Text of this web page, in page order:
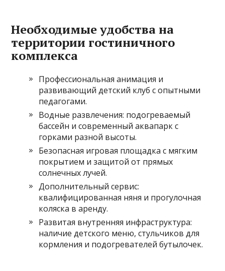
Необходимые удобства на
территории гостиничного
комплекса
Профессиональная анимация и
развивающий детский клуб с опытными
педагогами.
Водные развлечения: подогреваемый
бассейн и современный аквапарк с
горками разной высоты.
Безопасная игровая площадка с мягким
покрытием и защитой от прямых
солнечных лучей.
Дополнительный сервис:
квалифицированная няня и прогулочная
коляска в аренду.
Развитая внутренняя инфраструктура:
наличие детского меню, стульчиков для
кормления и подогревателей бутылочек.